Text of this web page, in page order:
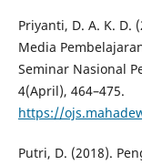
Priyanti, D. A. K. D.
Media
Seminar Nasional
4(April), 464–475.
https://
Putri, D. (2018).